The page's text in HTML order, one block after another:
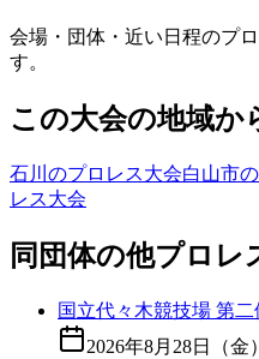
会場・団体・近い日程のプ
す。
この大会の地域か
石川のプロレス大会白山市
レス大会
同団体の他プロレ
国立代々木競技場 第二
2026年8月28日（金）